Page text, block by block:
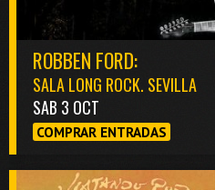
ROBBEN FORD:
SALA LONG ROCK. SEVILLA
SAB 3 OCT
COMPRAR ENTRADAS